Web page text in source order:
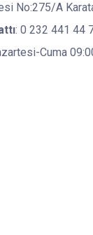
No:275/A
: 0 232 441 44
Cuma